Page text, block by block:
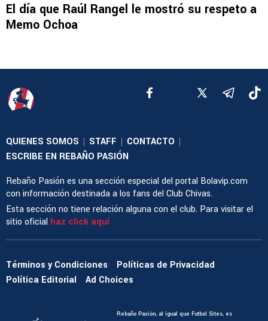
El día que Raúl Rangel le mostró su respeto a
Memo Ochoa
QUIENES SOMOS STAFF CONTACTO
ESCRIBE EN REBAÑO PASIÓN
Rebaño Pasión es una sección especial del portal Bolavip.com
con información destinada a los fans del Club Chivas.
Esta sección no tiene relación alguna con el club. Para visitar el
sitio oficial haz click aquí
Términos y Condiciones
Políticas de Privacidad
Política Editorial
Ad Choices
Rebaño Pasión, al igual que Futbol Sites, es